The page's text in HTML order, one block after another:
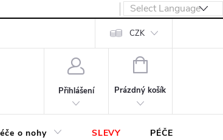
CZK
Přihlášení
NÁKUPNÍ
Prázdný košík
o nohy SLEVY PÉČE O OBUV